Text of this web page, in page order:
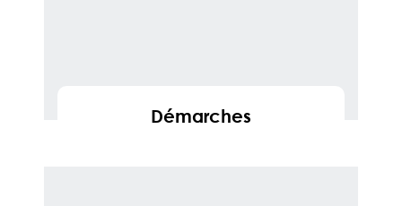
Démarches